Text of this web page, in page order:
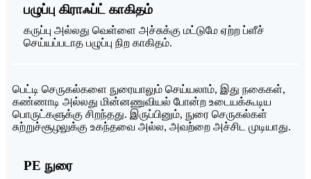
பழுப்பு கிராஃப்ட் காகிதம்
கருப்பு அல்லது வெள்ளை அச்சுக்கு மட்டுமே ஏற்ற ப்ளீச்
செய்யப்படாத பழுப்பு நிற காகிதம்.
பெட்டி செருகல்களை நுரையாலும் செய்யலாம், இது நகைகள்,
கண்ணாடி அல்லது மின்னணுவியல் போன்ற உடையக்கூடிய
பொருட்களுக்கு சிறந்தது. இருப்பினும், நுரை செருகல்கள்
சுற்றுச்சூழலுக்கு உகந்தவை அல்ல, அவற்றை அச்சிட முடியாது.
PE நுரை